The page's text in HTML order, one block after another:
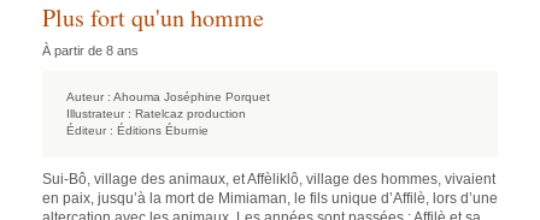
Plus fort qu'un homme
À partir de 8 ans
Auteur : Ahouma Joséphine Porquet
Illustrateur : Ratelcaz production
Éditeur : Éditions Éburnie
Sui-Bô, village des animaux, et Affèliklô, village des hommes, vivaient
en paix, jusqu’à la mort de Mimiaman, le fils unique d’Affilè, lors d’une